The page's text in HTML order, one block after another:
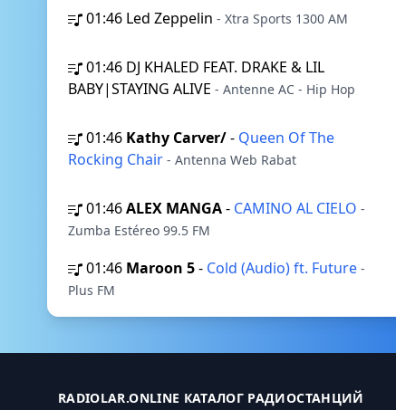
01:46 Led Zeppelin - Xtra Sports 1300 AM
01:46 DJ KHALED FEAT. DRAKE & LIL
BABY|STAYING ALIVE - Antenne AC - Hip Hop
01:46 Kathy Carver/- Queen Of The
Rocking Chair - Antenna Web Rabat
01:46ALEX MANGA- CAMINO AL CIELO -
Zumba Estéreo 99.5 FM
01:46 Maroon 5- Cold (Audio) ft. Future -
Plus FM
RADIOLAR.ONLINE КАТАЛОГ РАДИОСТАНЦИЙ